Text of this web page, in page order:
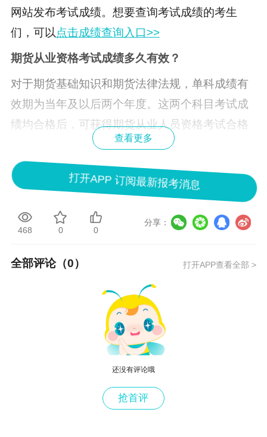
网站发布考试成绩。想要查询考试成绩的考生
们，可以点击成绩查询入口>>
期货从业资格考试成绩多久有效？
对于期货基础知识和期货法律法规，单科成绩有
效期为当年及以后两个年度。这两个科目考试成
绩均合格后，可获得期货从业人员资格考试合格
证。期货投资分析科目考试成绩合格后，可获得
期货投资分析考试合格证。以上两个合格证长期
有效，可登陆中国期货业协会网站查询或打印。
取得合格证后，可通过所在机构向中国期货业协
会申请期货从业资格或期货投资咨询资格。资格
金商、交易顾问、合资经理、介绍经纪、代理经
纪、场内经纪等等。而期货从业资格证是期货行
业准入证，从事期货业务的专业人员必须取得期
货从业资格证书，有期货从业资格证才能开期货
业人才数量仍有很大的缺口，就业前景广阔。
查看更多
打开APP 订阅最新报考消息
468 0 0
分享：
全部评论（0） 打开APP查看全部 >
还没有评论哦
抢首评